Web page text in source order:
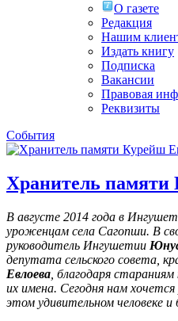
О газете
Редакция
Нашим
Издать книгу
Подписка
Вакансии
Правовая
Реквизиты
События
Хранитель памяти
В августе 2014 года в
уроженцам села Сагопши. В
руководитель Ингушетии
депутата сельского совета,
Евлоева , благодаря
их имена. Сегодня нам
этом удивительном человеке